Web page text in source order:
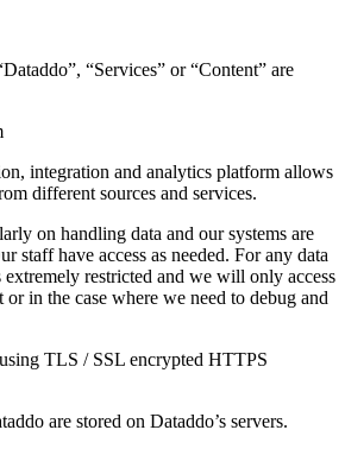
“Services” or “Content” are
integration and analytics platform allows
different sources and services.
on handling data and our systems are
staff have access as needed. For any data
extremely restricted and we will only access
in the case where we need to debug and
TLS / SSL encrypted HTTPS
are stored on Dataddo’s servers.